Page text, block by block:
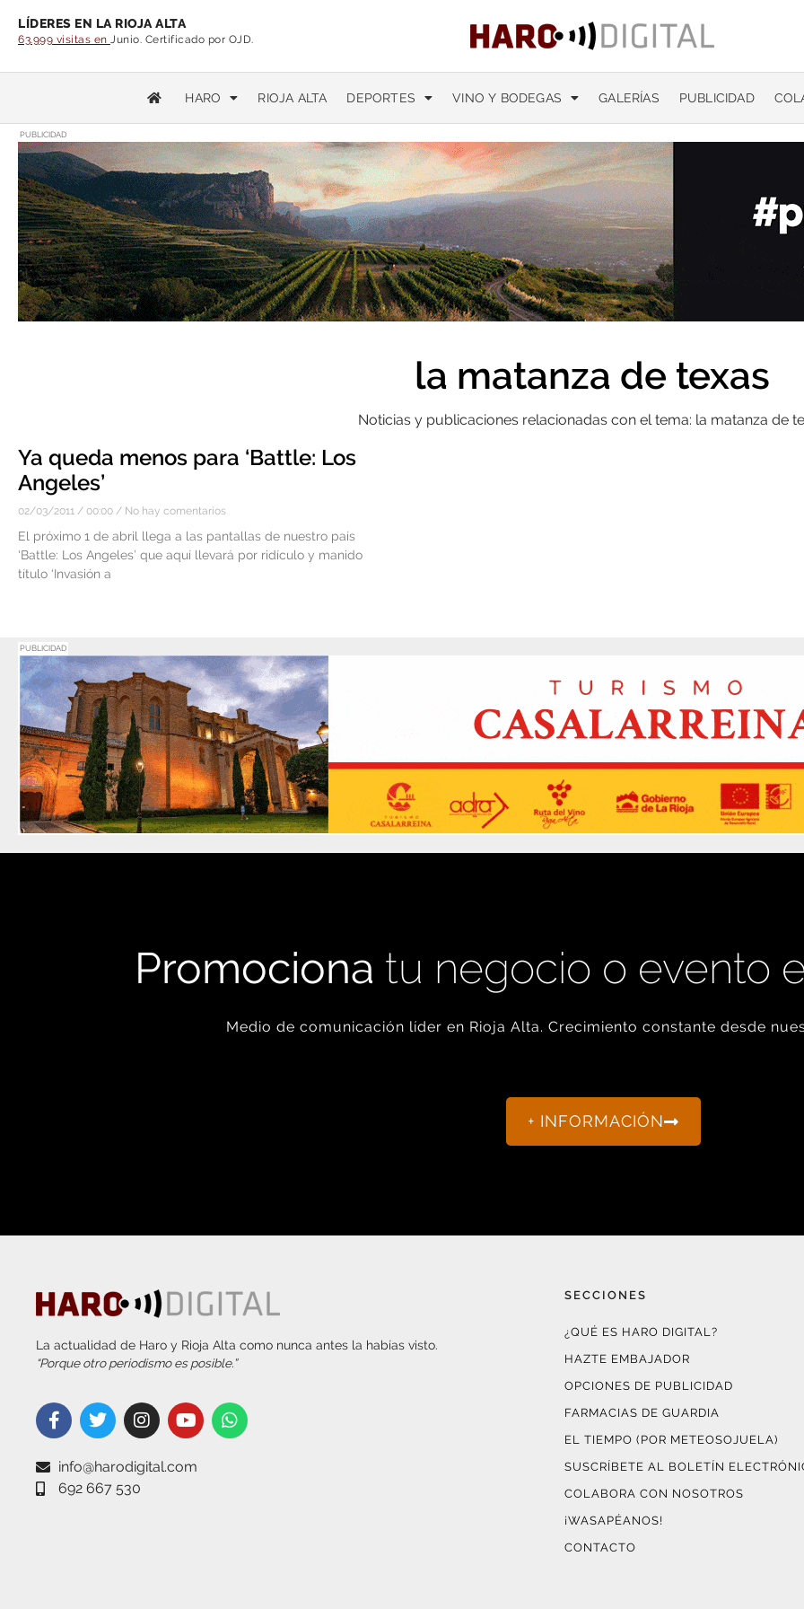
LÍDERES EN LA RIOJA ALTA
63.999 visitas en Junio. Certificado por OJD.
HARO RIOJA ALTA DEPORTES VINO Y BODEGAS GALERÍAS PUBLICIDAD
PUBLICIDAD
la matanza de texas
Noticias y publicaciones relacionadas con el tema: la matanza de
Ya queda menos para ‘Battle: Los
Angeles’
02/03/2011 00:00 No hay comentarios
El próximo 1 de abril llega a las pantallas de nuestro país
‘Battle: Los Angeles’ que aquí llevará por ridículo y manido
título ‘Invasión a
PUBLICIDAD
Promociona tu negocio o evento
Medio de comunicación líder en Rioja Alta. Crecimiento constante desde
+ INFORMACIÓN
La actualidad de Haro y Rioja Alta como nunca antes la habías visto.
“Porque otro periodismo es posible.”
info@harodigital.com
692 667 530
SECCIONES
¿QUÉ ES HARO DIGITAL?
HAZTE EMBAJADOR
OPCIONES DE PUBLICIDAD
FARMACIAS DE GUARDIA
EL TIEMPO (POR METEOSOJUELA)
SUSCRÍBETE AL BOLETÍN
COLABORA CON NOSOTROS
¡WASAPÉANOS!
CONTACTO